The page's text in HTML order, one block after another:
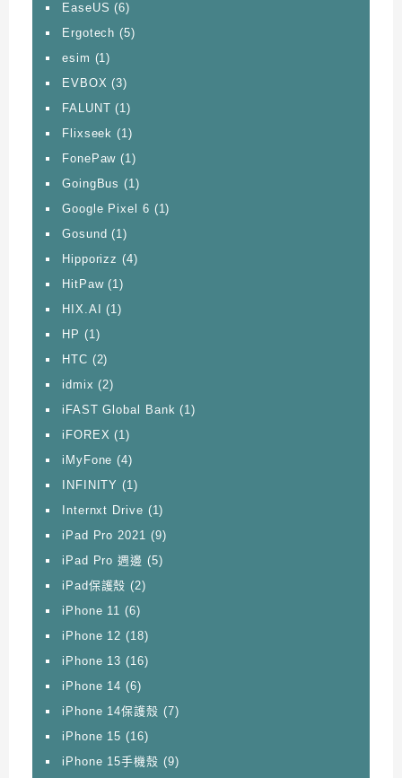
EaseUS (6)
Ergotech (5)
esim (1)
EVBOX (3)
FALUNT (1)
Flixseek (1)
FonePaw (1)
GoingBus (1)
Google Pixel 6 (1)
Gosund (1)
Hipporizz (4)
HitPaw(1)
HIX.AI (1)
HP (1)
HTC (2)
idmix (2)
iFAST Global Bank (1)
iFOREX (1)
iMyFone (4)
INFINITY (1)
Internxt Drive (1)
iPad Pro 2021 (9)
iPad Pro 週邊 (5)
iPad保護殼 (2)
iPhone 11 (6)
iPhone 12 (18)
iPhone 13 (16)
iPhone 14 (6)
iPhone 14保護殼 (7)
iPhone 15 (16)
iPhone 15手機殼 (9)